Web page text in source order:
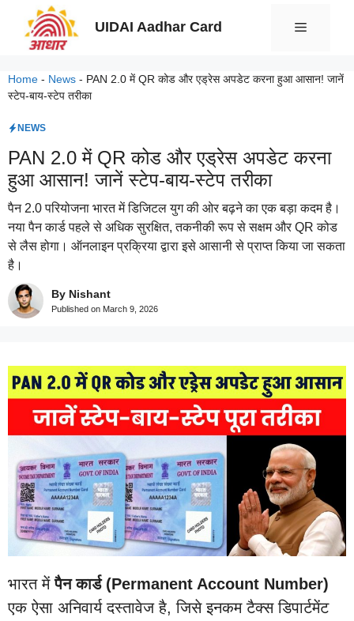
UIDAI Aadhar Card Menu
Home - News - PAN 2.0 में QR कोड और एड्रेस अपडेट करना हुआ आसान! जानें
स्टेप-बाय-स्टेप तरीका
NEWS
PAN 2.0 में QR कोड और एड्रेस अपडेट करना
हुआ आसान! जानें स्टेप-बाय-स्टेप तरीका
पैन 2.0 परियोजना भारत में डिजिटल युग की ओर बढ़ने का एक बड़ा कदम है।
नया पैन कार्ड पहले से अधिक सुरक्षित, तकनीकी रूप से सक्षम और QR कोड
से लैस होगा। ऑनलाइन प्रक्रिया द्वारा इसे आसानी से प्राप्त किया जा सकता
है।
By Nishant
Published on March 9, 2026
भारत मेंपैन कार्ड (Permanent Account Number)
एक ऐसा अनिवार्य दस्तावेज है, जिसे इनकम टैक्स डिपार्टमेंट